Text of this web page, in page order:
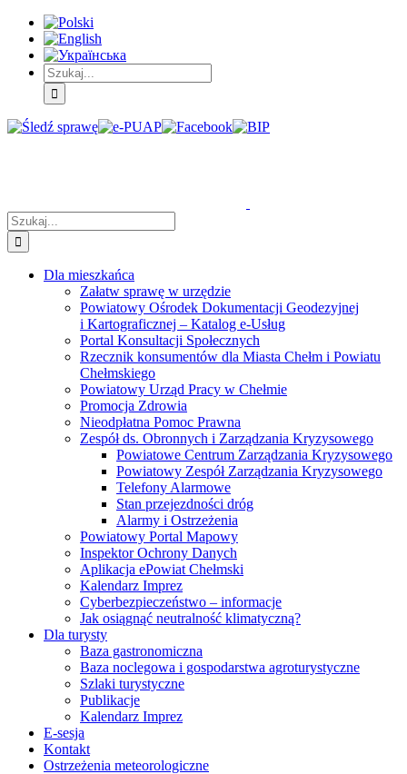
Skip
Treść
główna
Skip
Menu
główne
Skip
Menu
dodatkowe
Szukaj
Śledź
E-
Facebook BIP Instagram
Szukaj
Dla mieszkańca
Załatw sprawę w urzędzie
Powiatowy Ośrodek Dokumentacji Geodezyjnej
i Kartograficznej – Katalog e-Usług
Portal Konsultacji Społecznych
Rzecznik konsumentów dla Miasta Chełm i Powiatu
Chełmskiego
Powiatowy Urząd Pracy w Chełmie
Promocja Zdrowia
Nieodpłatna Pomoc Prawna
Zespół ds. Obronnych i Zarządzania Kryzysowego
Powiatowe Centrum Zarządzania Kryzysowego
Powiatowy Zespół Zarządzania Kryzysowego
Telefony Alarmowe
Stan przejezdności dróg
Alarmy i Ostrzeżenia
Powiatowy Portal Mapowy
Inspektor Ochrony Danych
Aplikacja ePowiat Chełmski
Kalendarz Imprez
Cyberbezpieczeństwo – informacje
Jak osiągnąć neutralność klimatyczną?
Dla turysty
Baza gastronomiczna
Baza noclegowa i gospodarstwa agroturystyczne
Szlaki turystyczne
Publikacje
Kalendarz Imprez
E-sesja
Kontakt
Ostrzeżenia meteorologiczne